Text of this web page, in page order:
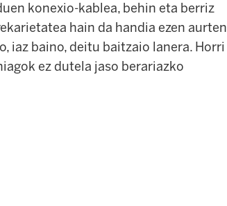
konexio-kablea, behin eta berriz
hain da handia ezen aurten
iaz baino, deitu baitzaio lanera. Horri
ez dutela jaso berariazko